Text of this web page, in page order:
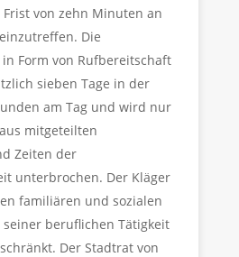
von zehn Minuten an
Die
Form von Rufbereitschaft
sieben Tage in der
am Tag und wird nur
mitgeteilten
Zeiten der
unterbrochen. Der Kläger
familiären und sozialen
beruflichen Tätigkeit
Der Stadtrat von